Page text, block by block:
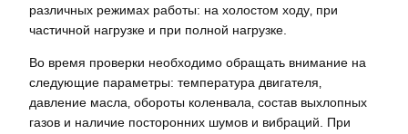
различных режимах работы: на холостом ходу‚ при
частичной нагрузке и при полной нагрузке.
Во время проверки необходимо обращать внимание на
следующие параметры: температура двигателя‚
давление масла‚ обороты коленвала‚ состав выхлопных
газов и наличие посторонних шумов и вибраций. При